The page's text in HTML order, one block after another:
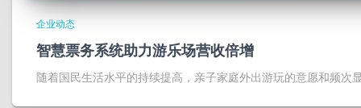
企业动态
智慧票务系统助力游乐场营收倍增
随着国民生活水平的持续提高，亲子家庭外出游玩的意愿和频次